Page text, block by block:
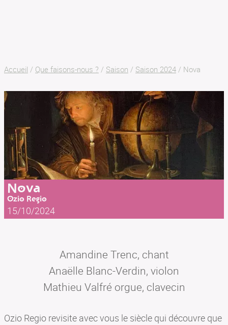
Accueil / Que faisons-nous ? / Saison / Saison 2024 / Nova
Nova
Ozio Regio
15/10/2024
Amandine Trenc, chant
Anaëlle Blanc-Verdin, violon
Mathieu Valfré orgue, clavecin
Ozio Regio revisite avec vous le siècle qui découvre que